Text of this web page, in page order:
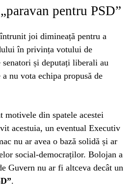
pentru PSD”
joi dimineață pentru a
în privința votului de
și deputați liberali au
nu vota echipa propusă de
din spatele acestei
acestuia, un eventual Executiv
nu ar avea o bază solidă și ar
social-democraților. Bolojan a
Guvern nu ar fi altceva decât un
.